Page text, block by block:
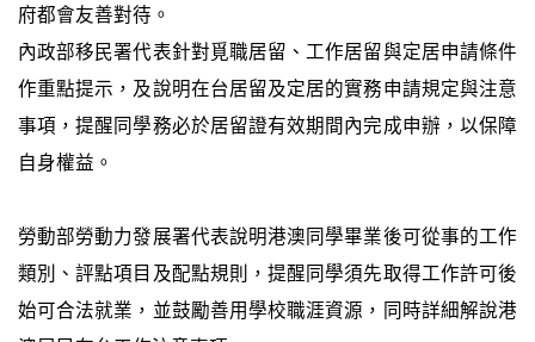
府都會友善對待。
內政部移民署代表針對覓職居留、工作居留與定居申請條件
作重點提示，及說明在台居留及定居的實務申請規定與注意
事項，提醒同學務必於居留證有效期間內完成申辦，以保障
自身權益。
勞動部勞動力發展署代表說明港澳同學畢業後可從事的工作
類別、評點項目及配點規則，提醒同學須先取得工作許可後
始可合法就業，並鼓勵善用學校職涯資源，同時詳細解說港